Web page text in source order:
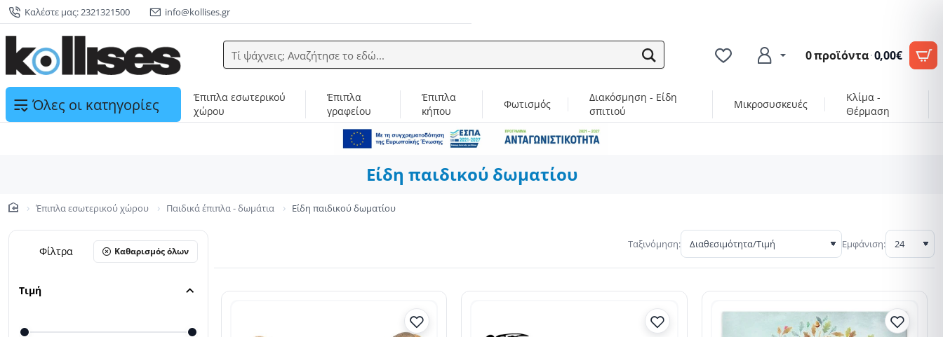
Καλέστε μας: 2321321500 info@kollises.gr
Τί ψάχνεις; Αναζήτησε το εδώ... 0 προϊόντα·0,00€
Όλες οι κατηγορίες
Έπιπλα εσωτερικού
χώρου
Έπιπλα
γραφείου
Έπιπλα
κήπου
Φωτισμός
Διακόσμηση - Είδη
σπιτιού
Μικροσυσκευές
Κλίμα -
Θέρμαση
Είδη παιδικού δωματίου
Έπιπλα εσωτερικού χώρου Παιδικά έπιπλα - δωμάτια Είδη παιδικού δωματίου
Φίλτρα Καθαρισμός όλων
Τιμή
Ταξινόμηση: Εμφάνιση: